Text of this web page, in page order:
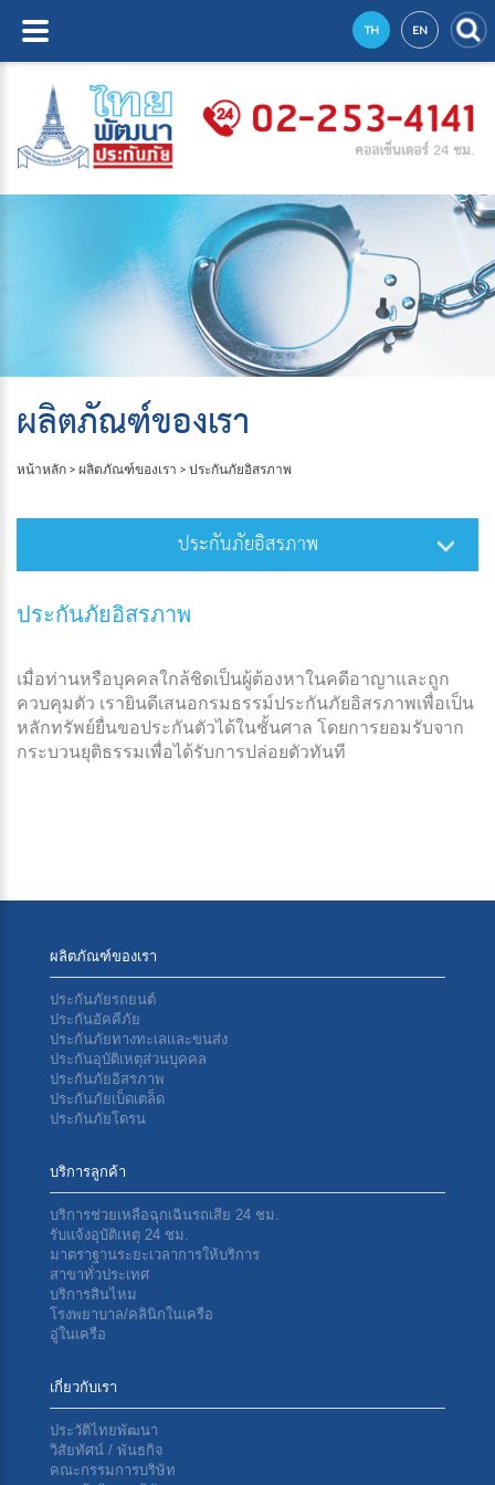
TH EN
ผลิตภัณฑ์ของเรา
หน้าหลัก > ผลิตภัณฑ์ของเรา > ประกันภัยอิสรภาพ
ประกันภัยอิสรภาพ
ประกันภัยอิสรภาพ
เมื่อท่านหรือบุคคลใกล้ชิดเป็นผู้ต้องหาในคดีอาญาและถูก
ควบคุมตัว เรายินดีเสนอกรมธรรม์ประกันภัยอิสรภาพเพื่อเป็น
หลักทรัพย์ยื่นขอประกันตัวได้ในชั้นศาล โดยการยอมรับจาก
กระบวนยุติธรรมเพื่อได้รับการปล่อยตัวทันที
ผลิตภัณฑ์ของเรา
ประกันภัยรถยนต์
ประกันอัคคีภัย
ประกันภัยทางทะเลเเละขนส่ง
ประกันอุบัติเหตุส่วนบุคคล
ประกันภัยอิสรภาพ
ประกันภัยเบ็ดเตล็ด
ประกันภัยโดรน
บริการลูกค้า
บริการช่วยเหลือฉุกเฉินรถเสีย 24 ชม.
รับแจ้งอุบัติเหตุ 24 ชม.
มาตราฐานระยะเวลาการให้บริการ
สาขาทั่วประเทศ
บริการสินไหม
โรงพยาบาล/คลินิกในเครือ
อู่ในเครือ
เกี่ยวกับเรา
ประวัติไทยพัฒนา
วิสัยทัศน์ / พันธกิจ
คณะกรรมการบริษัท